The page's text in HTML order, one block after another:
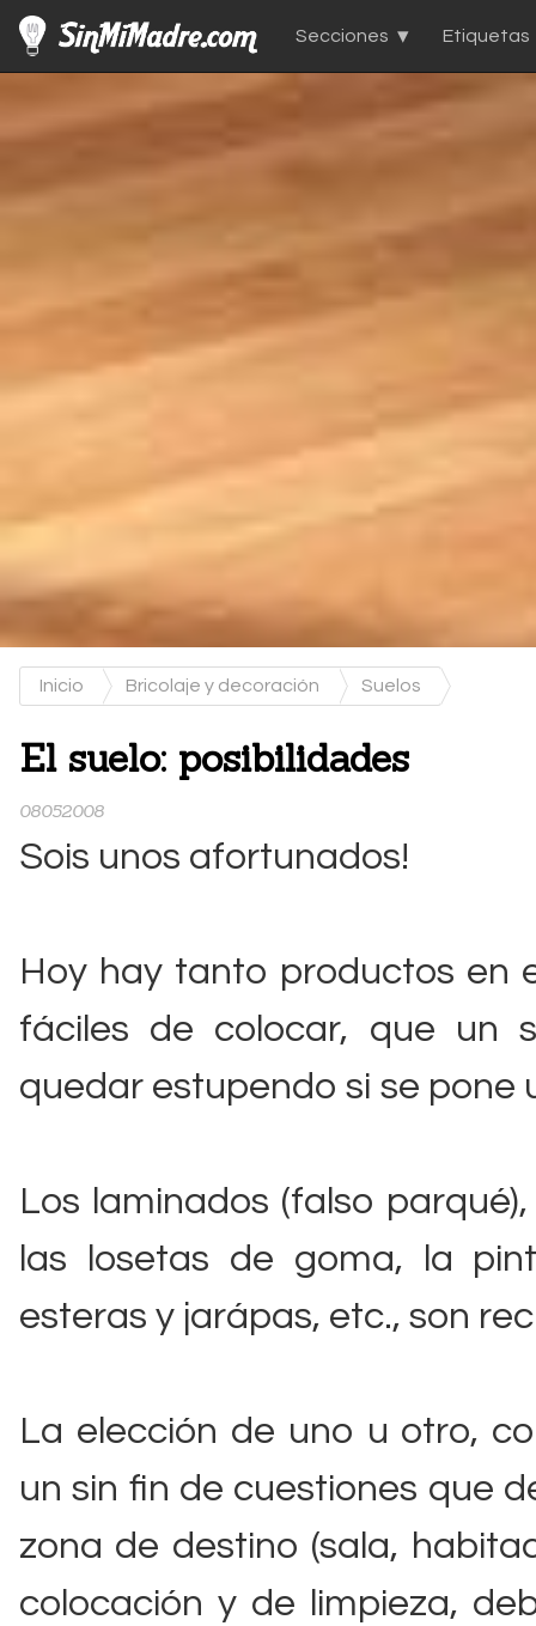
Secciones Etiquetas
Inicio Bricolaje y decoración Suelos
El suelo: posibilidades
08052008
Sois unos afortunados!
Hoy hay tanto productos en
fáciles de colocar, que un
quedar estupendo si se pone
Los laminados (falso
las losetas de goma, la
esteras y jarápas, etc., son
La elección de uno u otro,
un sin fin de cuestiones que
zona de destino (sala,
colocación y de limpieza,